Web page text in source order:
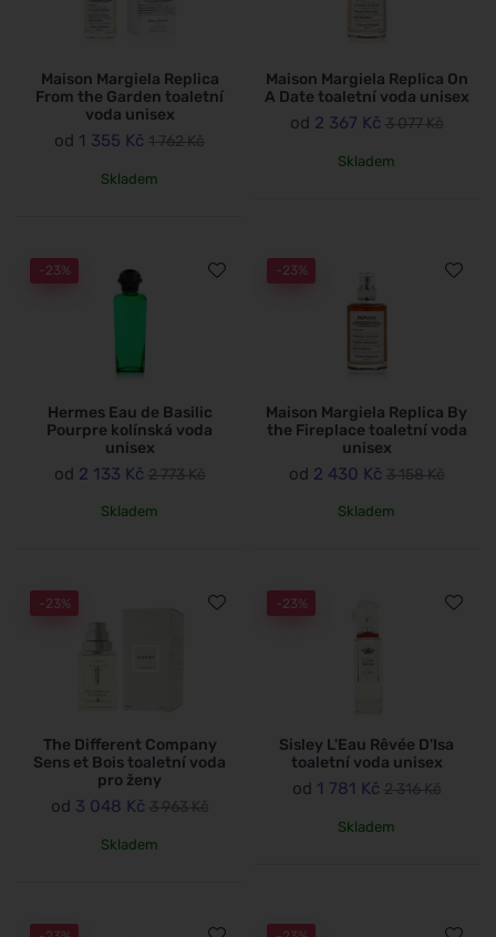
Maison Margiela Replica
From the Garden toaletní
voda unisex
od 1 355 Kč 1 762 Kč
Skladem
Maison Margiela Replica On
A Date toaletní voda unisex
od 2 367 Kč 3 077 Kč
Skladem
-23%
Hermes Eau de Basilic
Pourpre kolínská voda
unisex
od 2 133 Kč 2 773 Kč
Skladem
-23%
Maison Margiela Replica By
the Fireplace toaletní voda
unisex
od 2 430 Kč 3 158 Kč
Skladem
-23%
The Different Company
Sens et Bois toaletní voda
pro ženy
od 3 048 Kč 3 963 Kč
Skladem
-23%
Sisley L'Eau Rêvée D'Isa
toaletní voda unisex
od 1 781 Kč 2 316 Kč
Skladem